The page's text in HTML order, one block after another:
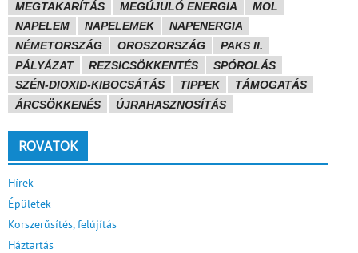
MEGTAKARÍTÁS
MEGÚJULÓ ENERGIA
MOL
NAPELEM
NAPELEMEK
NAPENERGIA
NÉMETORSZÁG
OROSZORSZÁG
PAKS II.
PÁLYÁZAT
REZSICSÖKKENTÉS
SPÓROLÁS
SZÉN-DIOXID-KIBOCSÁTÁS
TIPPEK
TÁMOGATÁS
ÁRCSÖKKENÉS
ÚJRAHASZNOSÍTÁS
ROVATOK
Hírek
Épületek
Korszerűsítés, felújítás
Háztartás